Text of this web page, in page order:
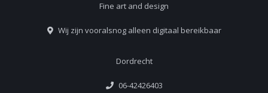
Fine art and design
Wij zijn vooralsnog alleen digitaal bereikbaar
Dordrecht
06-42426403